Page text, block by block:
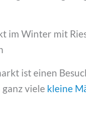
ist einen
viele kleine